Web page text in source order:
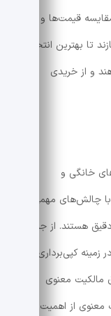
قیمت‌ها و
تا بهترین انتخاب
و از خریدی
خانگی و
چالش‌های مهمی
هستند. از جمله
کپی‌برداری
مالکیت معنوی
معنوی از اهمیت